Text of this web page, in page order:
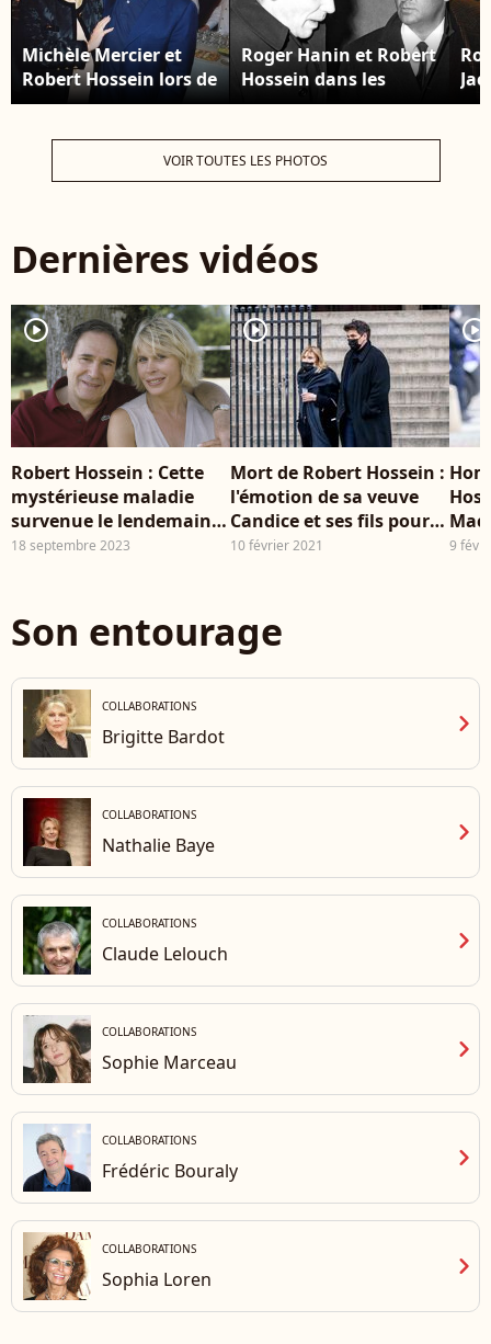
Michèle Mercier et
Robert Hossein lors de
la générale de la pièce
au théâtre Marigny en
2001. ©BestImage
Roger Hanin et Robert
Hossein dans les
années 1980.
VOIR TOUTES LES PHOTOS
Dernières vidéos
player2
Robert Hossein : Cette
mystérieuse maladie
survenue le lendemain
de son anniversaire et
18 septembre 2023
player2
Mort de Robert Hossein :
l'émotion de sa veuve
Candice et ses fils pour
un nouvel hommage à
10 février 2021
player2
9
Son entourage
COLLABORATIONS
Brigitte Bardot chevron_right
COLLABORATIONS
Nathalie Baye chevron_right
COLLABORATIONS
Claude Lelouch chevron_right
COLLABORATIONS
Sophie Marceau chevron_right
COLLABORATIONS
Frédéric Bouraly chevron_right
COLLABORATIONS
Sophia Loren chevron_right